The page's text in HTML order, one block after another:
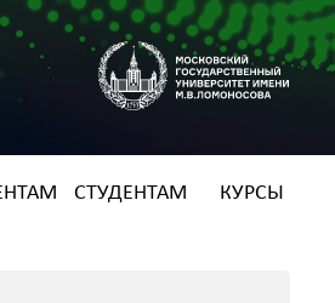
СТУДЕНТАМ КУРСЫ